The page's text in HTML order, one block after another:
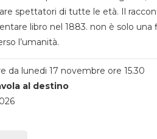
spettatori di tutte le età. Il
libro nel 1883. non è solo
l’umanità.
da lunedi 17 novembre ore 15.30
al destino